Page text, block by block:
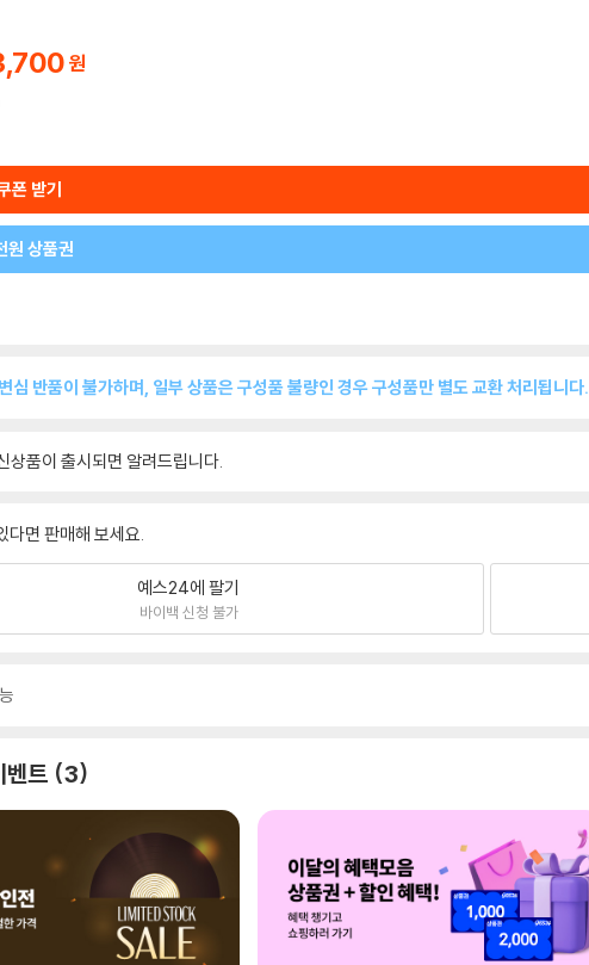
폰 받기
원 상품권
심 반품이 불가하며, 일부 상품은 구성품 불량인 경우 구성품만 별도 교환 처리됩니다.
상품이 출시되면 알려드립니다.
다면 판매해 보세요.
예스24에 팔기
바이백 신청 불가
벤트 3